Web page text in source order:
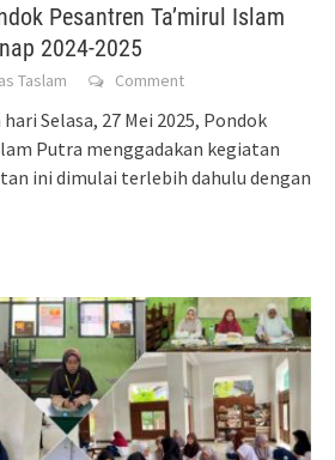
Pesantren Ta’mirul Islam
2024-2025
Taslam Comment
Selasa, 27 Mei 2025, Pondok
Putra menggadakan kegiatan
ini dimulai terlebih dahulu dengan